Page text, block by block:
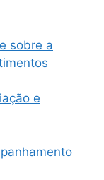
sobre a
e